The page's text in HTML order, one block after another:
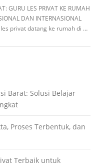
GURU LES PRIVAT KE RUMAH
DAN INTERNASIONAL
privat datang ke rumah di …
Barat: Solusi Belajar
Proses Terbentuk, dan
Terbaik untuk